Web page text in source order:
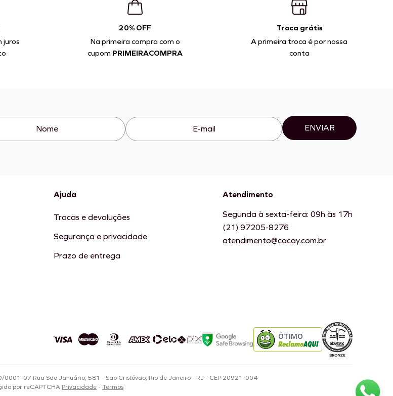
juros
20% OFF
Na primeira compra com o
cupom PRIMEIRACOMPRA
Troca grátis
A primeira troca é por nossa
conta
ENVIAR
Ajuda
Trocas e devoluções
Segurança e privacidade
Prazo de entrega
Atendimento
Segunda à sexta-feira: 09h às 17h
(21) 97205-8276
atendimento@cacay.com.br
ÓTIMO
07 Rua São Januário, 581 - São Cristóvão, Rio de Janeiro - RJ - CEP 20921-004
por reCAPTCHA Privacidade - Termos